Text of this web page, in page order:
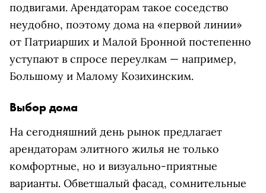
подвигами. Арендаторам такое соседство
неудобно, поэтому дома на «первой линии»
от Патриарших и Малой Бронной постепенно
уступают в спросе переулкам — например,
Большому и Малому Козихинским.
Выбор дома
На сегодняшний день рынок предлагает
арендаторам элитного жилья не только
комфортные, но и визуально-приятные
варианты. Обветшалый фасад, сомнительные